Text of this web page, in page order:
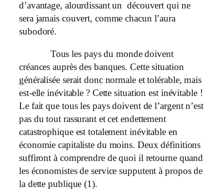
d’avantage, alourdissant un découvert qui ne
sera jamais couvert, comme chacun l’aura
subodoré.
Tous les pays du monde doivent
créances auprès des banques. Cette situation
généralisée serait donc normale et tolérable, mais
est-elle inévitable ? Cette situation est inévitable !
Le fait que tous les pays doivent de l’argent n’est
pas du tout rassurant et cet endettement
catastrophique est totalement inévitable en
économie capitaliste du moins. Deux définitions
suffiront à comprendre de quoi il retourne quand
les économistes de service supputent à propos de
la dette publique (1).